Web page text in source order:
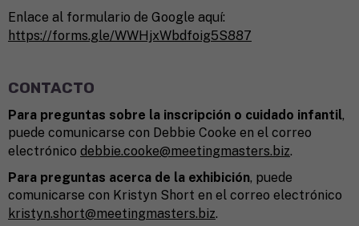
Enlace al formulario de Google aquí:
https://forms.gle/WWHjxWbdfoig5S887
CONTACTO
Para preguntas sobre la inscripción o cuidado infantil,
puede comunicarse con Debbie Cooke en el correo
electrónico debbie.cooke@meetingmasters.biz.
Para preguntas acerca de la exhibición, puede
comunicarse con Kristyn Short en el correo electrónico
kristyn.short@meetingmasters.biz.